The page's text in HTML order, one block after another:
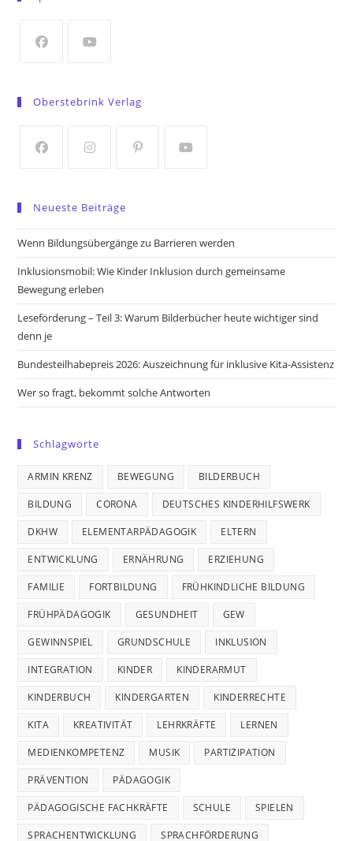
a
tab
a
tab
tab
Oberstebrink Verlag
a
new
new
a
new
new
Neueste Beiträge
Wenn Bildungsübergänge zu Barrieren werden
Inklusionsmobil: Wie Kinder Inklusion durch gemeinsame
Bewegung erleben
Leseförderung – Teil 3: Warum Bilderbücher heute wichtiger sind
denn je
Bundesteilhabepreis 2026: Auszeichnung für inklusive Kita-Assistenz
Wer so fragt, bekommt solche Antworten
Schlagworte
ARMIN KRENZ BEWEGUNG BILDERBUCH
BILDUNG CORONA DEUTSCHES KINDERHILFSWERK
DKHW ELEMENTARPÄDAGOGIK ELTERN
ENTWICKLUNG ERNÄHRUNG ERZIEHUNG
FAMILIE FORTBILDUNG FRÜHKINDLICHE BILDUNG
FRÜHPÄDAGOGIK GESUNDHEIT GEW
GEWINNSPIEL GRUNDSCHULE INKLUSION
INTEGRATION KINDER KINDERARMUT
KINDERBUCH KINDERGARTEN KINDERRECHTE
KITA KREATIVITÄT LEHRKRÄFTE LERNEN
MEDIENKOMPETENZ MUSIK PARTIZIPATION
PRÄVENTION PÄDAGOGIK
PÄDAGOGISCHE FACHKRÄFTE SCHULE SPIELEN
SPRACHENTWICKLUNG SPRACHFÖRDERUNG